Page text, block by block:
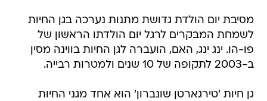
מסיבת יום הולדת גדושת מתנות נערכה בגן החיות
לשמחת המבקרים לרגל יום הולדתו הראשון של
פו-הו. ינג ינג, האם, הועברה לגן החיות בווינה מסין
ב-2003 לתקופה של 10 שנים ולמטרות רבייה.
גן חיות 'טירגארטן שונברון' הוא אחד מגני החיות